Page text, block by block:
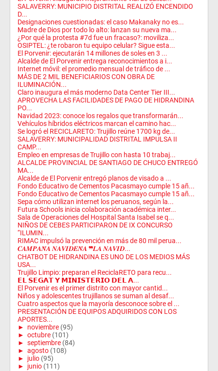
SALAVERRY: MUNICIPIO DISTRITAL REALIZÓ ENCENDIDO
D...
Designaciones cuestionadas: el caso Makanaky no es...
Madre de Dios por todo lo alto: lanzan su nueva ma...
¿Por qué la protesta #7d fue un fracaso?: moviliza...
OSIPTEL: ¿te robaron tu equipo celular? Sigue esta...
El Porvenir: ejecutarán 14 millones de soles en 3 ...
Alcalde de El Porvenir entrega reconocimientos a i...
Internet móvil: el promedio mensual de tráfico de ...
MÁS DE 2 MIL BENEFICIARIOS CON OBRA DE
ILUMINACIÓN...
Claro inaugura el más moderno Data Center Tier III...
APROVECHA LAS FACILIDADES DE PAGO DE HIDRANDINA
PO...
Navidad 2023: conoce los regalos que transformarán...
Vehículos híbridos eléctricos marcan el camino hac...
Se logró el RECICLARETO: Trujillo reúne 1700 kg de...
SALAVERRY: MUNICIPALIDAD DISTRITAL IMPULSA II
CAMP...
Empleo en empresas de Trujillo con hasta 10 trabaj...
ALCALDE PROVINCIAL DE SANTIAGO DE CHUCO ENTREGÓ
MA...
Alcalde de El Porvenir entregó planos de visado a ...
Fondo Educativo de Cementos Pacasmayo cumple 15 añ...
Fondo Educativo de Cementos Pacasmayo cumple 15 añ...
Sepa cómo utilizan internet los peruanos, según la...
Futura Schools inicia colaboración académica inter...
Sala de Operaciones del Hospital Santa Isabel se q...
NIÑOS DE CEBES PARTICIPARON DE IX CONCURSO
“ILUMIN...
RIMAC impulsó la prevención en más de 80 mil perua...
𝑪𝑨𝑴𝑷𝑨𝑵̃𝑨 𝑵𝑨𝑽𝑰𝑫𝑬𝑵̃𝑨 ❞𝑳𝑨 𝑵𝑨𝑽𝑰𝑫...
CHATBOT DE HIDRANDINA ES UNO DE LOS MEDIOS MÁS
USA...
Trujillo Limpio: preparan el ReciclaRETO para recu...
𝗘𝗟 𝗦𝗘𝗚𝗔𝗧 𝗬 𝗠𝗜𝗡𝗜𝗦𝗧𝗘𝗥𝗜𝗢 𝗗𝗘𝗟 𝗔...
El Porvenir es el primer distrito con mayor cantid...
Niños y adolescentes trujillanos se suman al desaf...
Cuatro aspectos que la mayoría desconoce sobre el ...
PRESENTACIÓN DE EQUIPOS ADQUIRIDOS CON LOS
APORTES...
► noviembre (95)
► octubre (101)
► septiembre (84)
► agosto (108)
► julio (95)
► junio (111)